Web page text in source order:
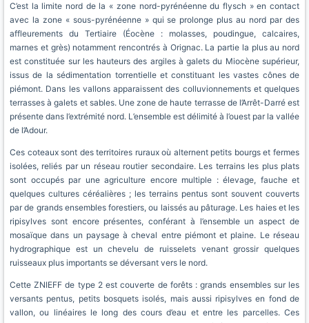
C’est la limite nord de la « zone nord-pyrénéenne du flysch » en contact
avec la zone « sous-pyrénéenne » qui se prolonge plus au nord par des
affleurements du Tertiaire (Éocène : molasses, poudingue, calcaires,
marnes et grès) notamment rencontrés à Orignac. La partie la plus au nord
est constituée sur les hauteurs des argiles à galets du Miocène supérieur,
issus de la sédimentation torrentielle et constituant les vastes cônes de
piémont. Dans les vallons apparaissent des colluvionnements et quelques
terrasses à galets et sables. Une zone de haute terrasse de l’Arrêt-Darré est
présente dans l’extrémité nord. L’ensemble est délimité à l’ouest par la vallée
de l’Adour.
Ces coteaux sont des territoires ruraux où alternent petits bourgs et fermes
isolées, reliés par un réseau routier secondaire. Les terrains les plus plats
sont occupés par une agriculture encore multiple : élevage, fauche et
quelques cultures céréalières ; les terrains pentus sont souvent couverts
par de grands ensembles forestiers, ou laissés au pâturage. Les haies et les
ripisylves sont encore présentes, conférant à l’ensemble un aspect de
mosaïque dans un paysage à cheval entre piémont et plaine. Le réseau
hydrographique est un chevelu de ruisselets venant grossir quelques
ruisseaux plus importants se déversant vers le nord.
Cette ZNIEFF de type 2 est couverte de forêts : grands ensembles sur les
versants pentus, petits bosquets isolés, mais aussi ripisylves en fond de
vallon, ou linéaires le long des cours d’eau et entre les parcelles. Ces